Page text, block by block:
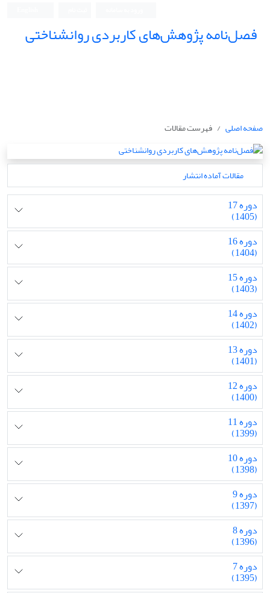
فصل‌نامه پژوهش‌های کاربردی روانشناختی
صفحه اصلی فهرست مقالات
مقالات آماده انتشار
دوره 17
(1405)
دوره 16
(1404)
دوره 15
(1403)
دوره 14
(1402)
دوره 13
(1401)
دوره 12
(1400)
دوره 11
(1399)
دوره 10
(1398)
دوره 9
(1397)
دوره 8
(1396)
دوره 7
(1395)